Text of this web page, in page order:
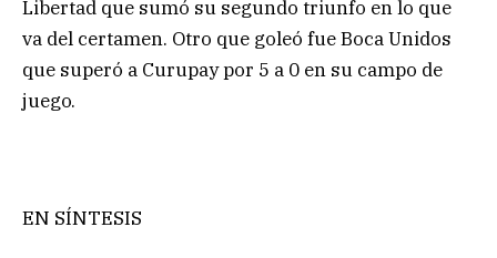
Libertad que sumó su segundo triunfo en lo que
va del certamen. Otro que goleó fue Boca Unidos
que superó a Curupay por 5 a 0 en su campo de
juego.
EN SÍNTESIS